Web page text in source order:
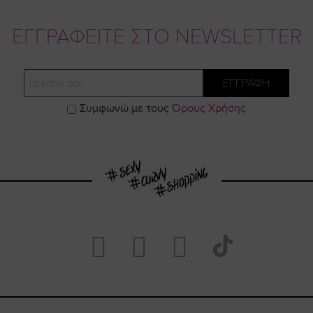
ΕΓΓΡΑΦΕΙΤΕ ΣΤΟ NEWSLETTER
ΕΓΓΡΑΦΗ
Συμφωνώ με τους Όρους Χρήσης
Visit
https://
Visit
https://
Visit
https://
our